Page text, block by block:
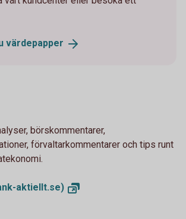
värdepapper
börskommentarer,
förvaltarkommentarer och tips runt
aktiellt.se)